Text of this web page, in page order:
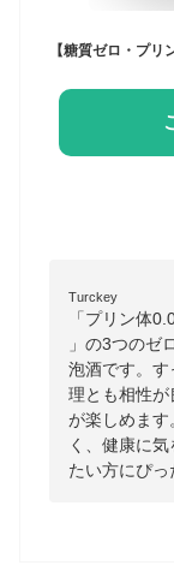
Turckey
「プリン体
」の3つのゼ
泡酒です。
理とも相性
が楽しめま
く、健康に
たい方にぴっ